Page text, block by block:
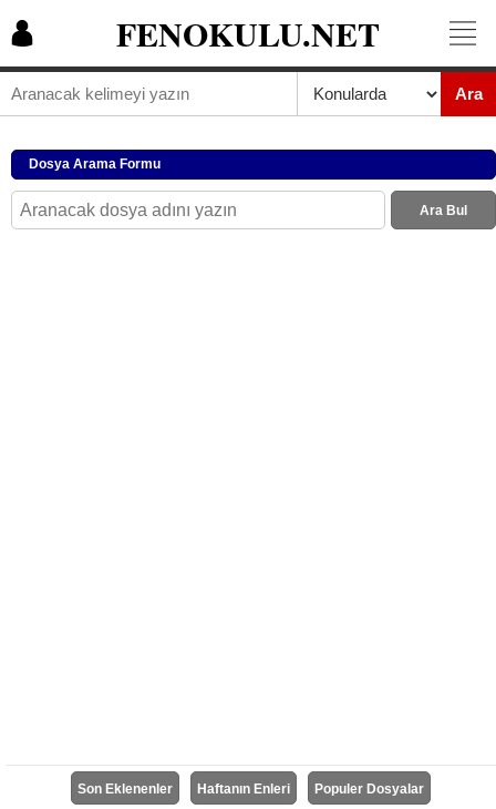
FENOKULU.NET
Ara
Dosya Arama Formu
Ara Bul
Son Eklenenler Haftanın Enleri Populer Dosyalar